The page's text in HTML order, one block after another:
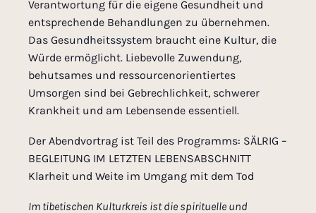
Verantwortung für die eigene Gesundheit und
entsprechende Behandlungen zu übernehmen.
Das Gesundheitssystem braucht eine Kultur, die
Würde ermöglicht. Liebevolle Zuwendung,
behutsames und ressourcenorientiertes
Umsorgen sind bei Gebrechlichkeit, schwerer
Krankheit und am Lebensende essentiell.
Der Abendvortrag ist Teil des Programms: SÄLRIG –
BEGLEITUNG IM LETZTEN LEBENSABSCHNITT
Klarheit und Weite im Umgang mit dem Tod
Im tibetischen Kulturkreis ist die spirituelle und